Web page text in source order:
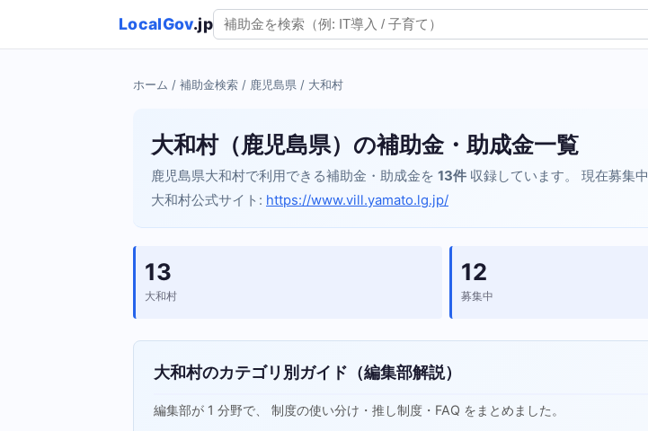
LocalGov.jp
ホーム / 補助金検索 / 鹿児島県 / 大和村
大和村（鹿児島県）の補助金・助成金一覧
鹿児島県大和村で利用できる補助金・助成金を 13件 収録しています。 現在募集中
大和村公式サイト: https://www.vill.yamato.lg.jp/
13
大和村
12
募集中
大和村のカテゴリ別ガイド（編集部解説）
編集部が 1 分野で、 制度の使い分け・推し制度・FAQ をまとめました。